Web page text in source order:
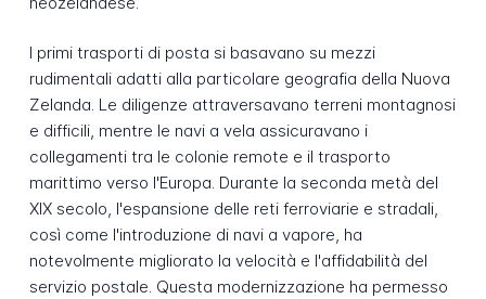
I primi trasporti di posta si basavano su mezzi
rudimentali adatti alla particolare geografia della Nuova
Zelanda. Le diligenze attraversavano terreni montagnosi
e difficili, mentre le navi a vela assicuravano i
collegamenti tra le colonie remote e il trasporto
marittimo verso l'Europa. Durante la seconda metà del
XIX secolo, l'espansione delle reti ferroviarie e stradali,
così come l'introduzione di navi a vapore, ha
notevolmente migliorato la velocità e l'affidabilità del
servizio postale. Questa modernizzazione ha permesso